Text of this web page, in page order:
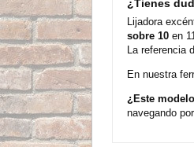
¿Tienes
Lijadora
sobre 10 en
La referencia
En nuestra
¿Este
navegando